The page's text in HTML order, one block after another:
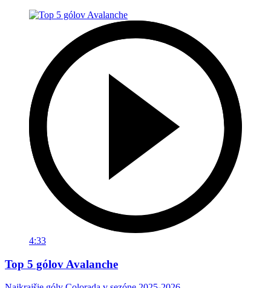
4:33
Top 5 gólov Avalanche